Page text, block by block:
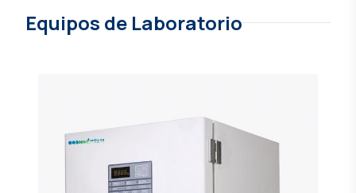
Equipos de Laboratorio
IVD reagent &amp; equipment questions